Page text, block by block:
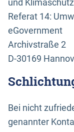
und Klimaschutz
Referat 14:
eGovernment
Archivstraße 2
D-30169
Bei nicht
genannter